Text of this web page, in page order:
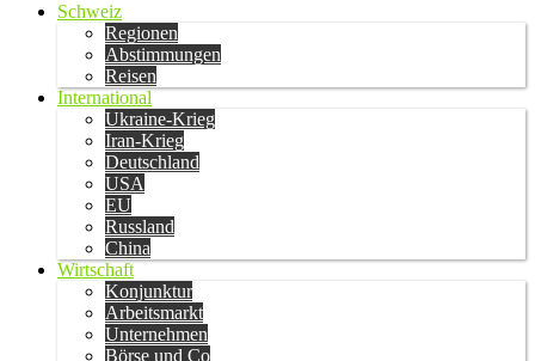
Schweiz
Regionen
Abstimmungen
Reisen
International
Ukraine-Krieg
Iran-Krieg
Deutschland
USA
EU
Russland
China
Wirtschaft
Konjunktur
Arbeitsmarkt
Unternehmen
Börse und Co